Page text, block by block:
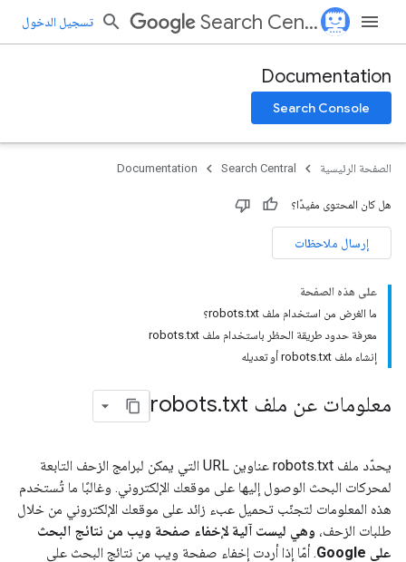
Search Central تسجيل الدخول
Documentation
Search Console
الصفحة الرئيسية Search Central
Documentation
هل كان المحتوى مفيدًا؟
إرسال ملاحظات
على هذه الصفحة
ما الغرض من استخدام ملف robots.txt؟
معرفة حدود طريقة الحظر باستخدام ملف robots.txt
إنشاء ملف robots.txt أو تعديله
معلومات عن ملف robots .txt
يحدّد ملف robots.txt عناوين URL التي يمكن لبرامج الزحف التابعة
لمحركات البحث الوصول إليها على موقعك الإلكتروني. وغالبًا ما تُستخدم
هذه المعلومات لتجنّب تحميل عبء زائد على موقعك الإلكتروني من خلال
طلبات الزحف، وهي ليست آلية لإخفاء صفحة ويب من نتائج البحث
على Google
. أمّا إذا أردت إخفاء صفحة ويب من نتائج البحث على